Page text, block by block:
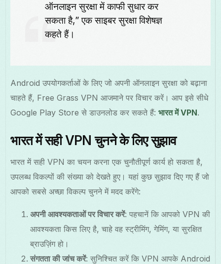
ऑनलाइन सुरक्षा में काफी सुधार कर
सकता है,” एक साइबर सुरक्षा विशेषज्ञ
कहते हैं।
Android उपयोगकर्ताओं के लिए जो अपनी ऑनलाइन सुरक्षा को बढ़ाना
चाहते हैं, Free Grass VPN आजमाने पर विचार करें। आप इसे सीधे
Google Play Store से डाउनलोड कर सकते हैं:भारत में VPN.
भारत में सही VPN चुनने के लिए सुझाव
भारत में सही VPN का चयन करना एक चुनौतीपूर्ण कार्य हो सकता है,
उपलब्ध विकल्पों की संख्या को देखते हुए। यहां कुछ सुझाव दिए गए हैं जो
आपको सबसे अच्छा विकल्प चुनने में मदद करेंगे:
अपनी आवश्यकताओं पर विचार करें: पहचानें कि आपको VPN की
आवश्यकता किस लिए है, चाहे वह स्ट्रीमिंग, गेमिंग, या सुरक्षित
ब्राउज़िंग हो।
संगतता की जांच करें: सुनिश्चित करें कि VPN आपके Android